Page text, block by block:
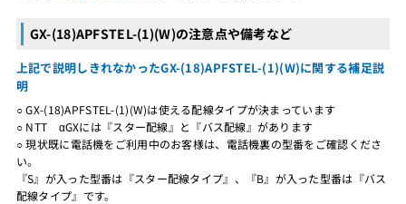
GX-(18)APFSTEL-(1)(W)の注意点や備考など
上記で説明しきれなかったGX-(18)APFSTEL-(1)(W)に関する補足説
明
○ GX-(18)APFSTEL-(1)(W)は使える配線タイプが決まっています
○ NTT αGXには『スター配線』と『バス配線』があります
○ 現状既に電話機をご利用中のお客様は、電話機裏の型番をご確認くださ
い。
『S』が入った型番は『スター配線タイプ』、『B』が入った型番は『バス
配線タイプ』です。